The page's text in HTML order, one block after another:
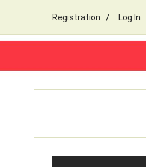
Registration Log In